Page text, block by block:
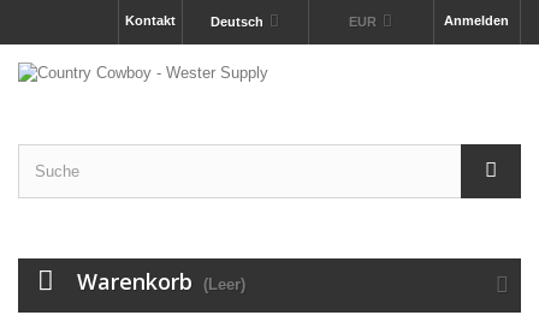
Anmelden
EUR
Deutsch
Kontakt
Warenkorb (Leer)